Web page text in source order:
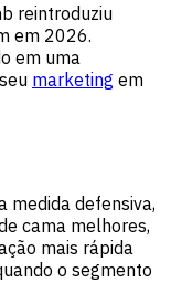
reintroduziu
em 2026.
em uma
marketing em
medida defensiva,
cama melhores,
mais rápida
o segmento